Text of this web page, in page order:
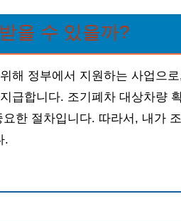
을 수 있을까?
해 정부에서 지원하는 사업으
급합니다. 조기폐차 대상차량
한 절차입니다. 따라서, 내가
.